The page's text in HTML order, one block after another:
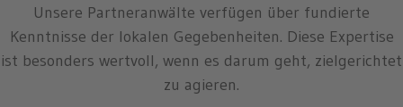
Unsere Partneranwälte verfügen über fundierte
Kenntnisse der lokalen Gegebenheiten. Diese Expertise
ist besonders wertvoll, wenn es darum geht, zielgerichtet
zu agieren.